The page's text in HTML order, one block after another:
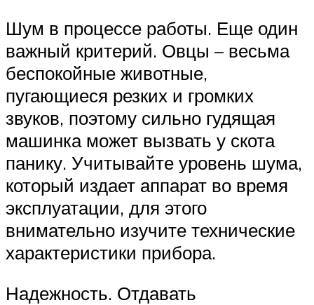
Шум в процессе работы. Еще один
важный критерий. Овцы – весьма
беспокойные животные,
пугающиеся резких и громких
звуков, поэтому сильно гудящая
машинка может вызвать у скота
панику. Учитывайте уровень шума,
который издает аппарат во время
эксплуатации, для этого
внимательно изучите технические
характеристики прибора.
Надежность. Отдавать